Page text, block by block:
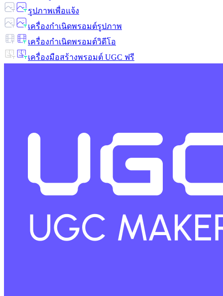
รูปภาพเพื่อแจ้ง
เครื่องกำเนิดพรอมต์รูปภาพ
เครื่องกำเนิดพรอมต์วิดีโอ
เครื่องมือสร้างพรอมต์ UGC ฟรี